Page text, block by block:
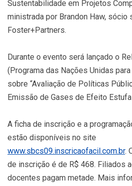
Sustentabilidade em Projetos
ministrada por Brandon Haw, sócio
Foster+Partners.
Durante o evento será lançado o
(Programa das Nações Unidas
sobre “Avaliação de Políticas
Emissão de Gases de Efeito
A ficha de inscrição e a
estão disponíveis no site
www.sbcs09.inscricaofacil.com.br.
de inscrição é de R$ 468. Filiados
docentes pagam metade. Mais